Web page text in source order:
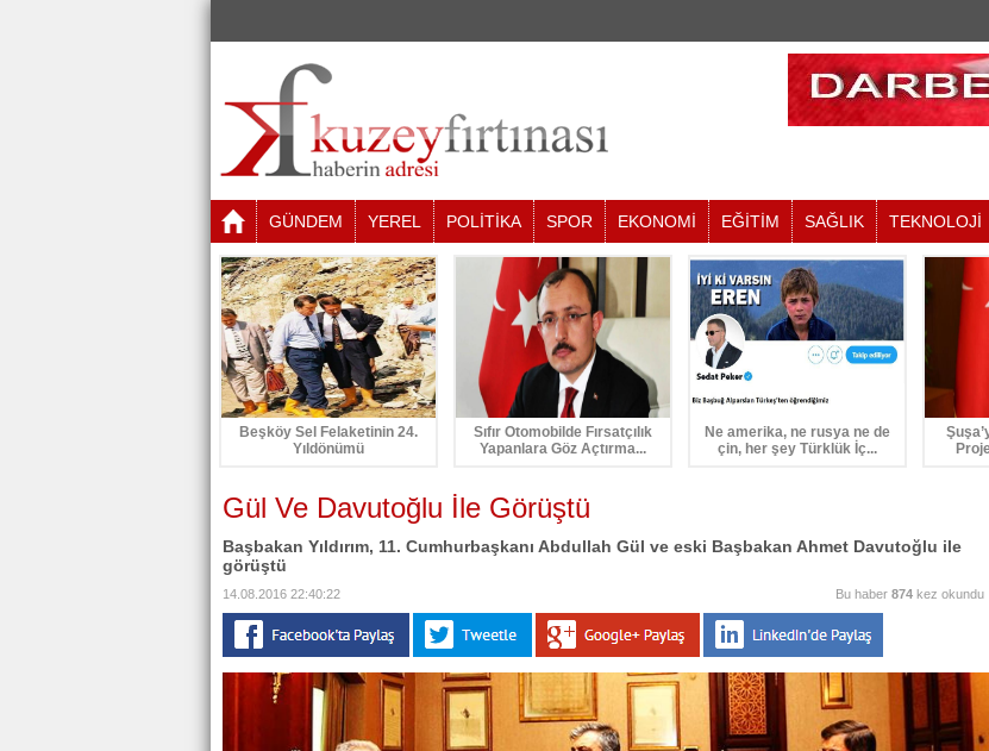
GÜNDEM YEREL POLİTİKA SPOR EKONOMİ EĞİTİM SAĞLIK TEKNOLOJİ
Beşköy Sel Felaketinin 24.
Yıldönümü
Sıfır Otomobilde Fırsatçılık
Yapanlara Göz Açtırma...
Ne amerika, ne rusya ne de
çin, her şey Türklük İç...
Gül Ve Davutoğlu İle Görüştü
Başbakan Yıldırım, 11. Cumhurbaşkanı Abdullah Gül ve eski Başbakan Ahmet Davutoğlu ile
görüştü
14.08.2016 22:40:22 Bu haber 874 kez okundu